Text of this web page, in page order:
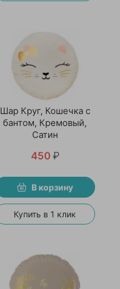
Шар Круг, Кошечка с
бантом, Кремовый,
Сатин
450 ₽
В корзину
Купить в 1 клик